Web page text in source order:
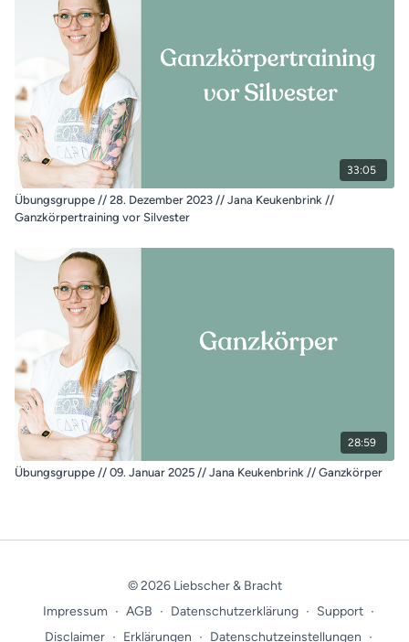
33:05
Übungsgruppe // 28. Dezember 2023 // Jana Keukenbrink //
Ganzkörpertraining vor Silvester
28:59
Übungsgruppe // 09. Januar 2025 // Jana Keukenbrink // Ganzkörper
© 2026 Liebscher & Bracht
Impressum ∙ AGB ∙ Datenschutzerklärung ∙ Support ∙
Disclaimer ∙ Erklärungen ∙ Datenschutzeinstellungen ∙